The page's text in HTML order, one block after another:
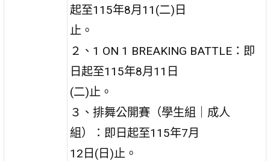
起至115年8月11(二)日
止。
２、1 ON 1 BREAKING BATTLE：即
日起至115年8月11日
(二)止。
３、排舞公開賽（學生組｜成人
組）：即日起至115年7月
12日(日)止。